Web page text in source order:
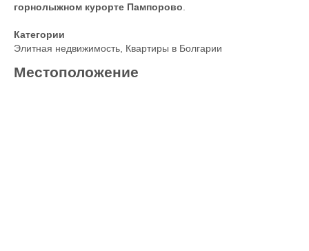
горнолыжном курорте Пампорово.
Категории
Элитная недвижимость, Квартиры в Болгарии
Местоположение